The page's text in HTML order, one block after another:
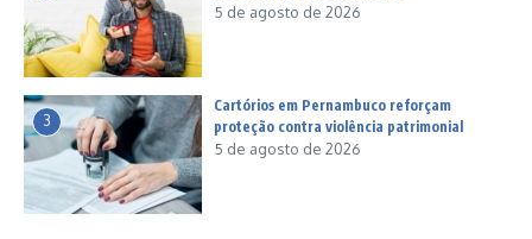
5 de agosto de 2026
3
Cartórios em Pernambuco reforçam
proteção contra violência patrimonial
5 de agosto de 2026